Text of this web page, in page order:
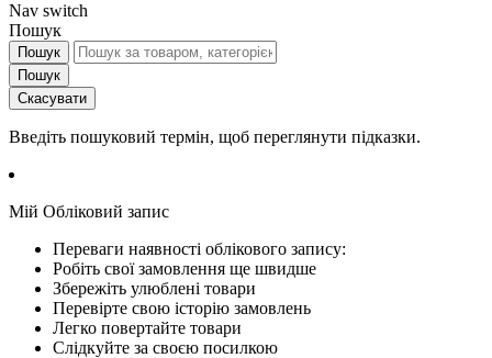
Nav switch
Пошук
Пошук
Пошук
Скасувати
Введіть пошуковий термін, щоб переглянути підказки.
Мій Обліковий запис
Переваги наявності облікового запису:
Робіть свої замовлення ще швидше
Збережіть улюблені товари
Перевірте свою історію замовлень
Легко повертайте товари
Слідкуйте за своєю посилкою